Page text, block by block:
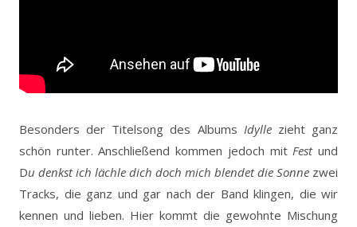
Besonders der Titelsong des Albums Idyllezieht ganz
schön runter. Anschließend kommen jedoch mit Festund
Du denkst ich lächle dich doch mich blendet die Sonne zwei
Tracks, die ganz und gar nach der Band klingen, die wir
kennen und lieben. Hier kommt die gewohnte Mischung